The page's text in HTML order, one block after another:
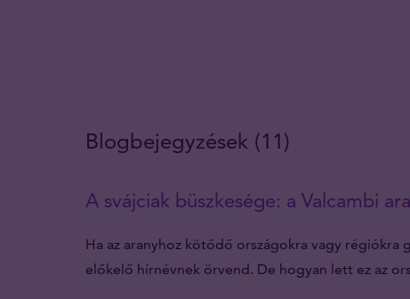
Blogbejegyzések (11)
A svájciak büszkesége: a Valcambi
Ha az aranyhoz kötődő országokra vagy régiókra
előkelő hírnévnek örvend. De hogyan lett ez az